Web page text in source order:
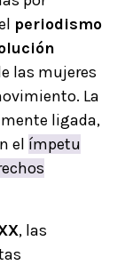
periodismo
las mujeres
La
ligada,
el ímpetu
, las